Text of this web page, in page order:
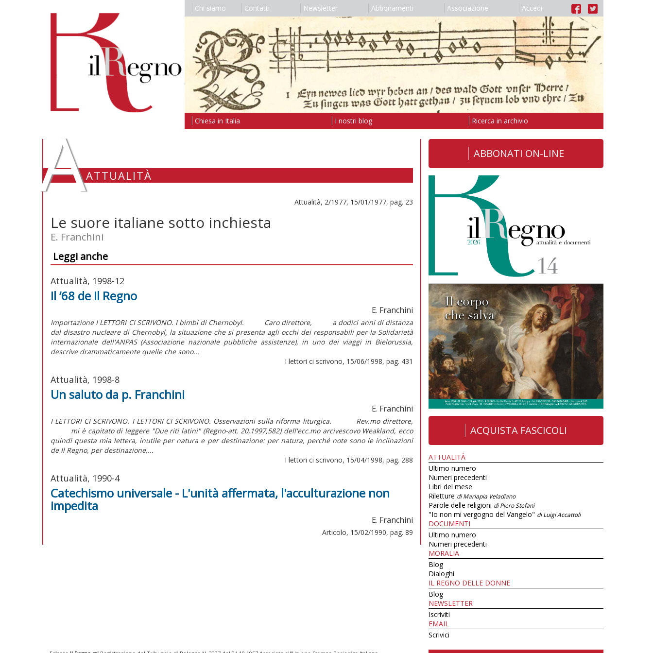
Chi siamo Contatti Newsletter Abbonamenti Associazione Accedi
Chiesa in Italia I nostri blog Ricerca in archivio
AATTUALITÀ
Attualità, 2/1977, 15/01/1977, pag. 23
Le suore italiane sotto inchiesta
E. Franchini
Leggi anche
Attualità, 1998-12
Il ’68 de Il Regno
E. Franchini
Importazione I LETTORI CI SCRIVONO. I bimbi di Chernobyl. Caro direttore, a dodici anni di distanza
dal disastro nucleare di Chernobyl, la situazione che si presenta agli occhi dei responsabili per la Solidarietà
internazionale dell'ANPAS (Associazione nazionale pubbliche assistenze), in uno dei viaggi in Bielorussia,
descrive drammaticamente quelle che sono...
I lettori ci scrivono, 15/06/1998, pag. 431
Attualità, 1998-8
Un saluto da p. Franchini
E. Franchini
I LETTORI CI SCRIVONO. I LETTORI CI SCRIVONO. Osservazioni sulla riforma liturgica. Rev.mo direttore,
mi è capitato di leggere "Due riti latini" (Regno-att. 20,1997,582) dell'ecc.mo arcivescovo Weakland, ecco
quindi questa mia lettera, inutile per natura e per destinazione: per natura, perché note sono le inclinazioni
de Il Regno, per destinazione,...
I lettori ci scrivono, 15/04/1998, pag. 288
Attualità, 1990-4
Catechismo universale - L'unità affermata, l'acculturazione non
impedita
E. Franchini
Articolo, 15/02/1990, pag. 89
ABBONATI ON-LINE
ACQUISTA FASCICOLI
ATTUALITÀ
Ultimo numero
Numeri precedenti
Libri del mese
Riletture di Mariapia Veladiano
Parole delle religioni di Piero Stefani
"Io non mi vergogno del Vangelo" di Luigi Accattoli
DOCUMENTI
Ultimo numero
Numeri precedenti
MORALIA
Blog
Dialoghi
IL REGNO DELLE DONNE
Blog
NEWSLETTER
Iscriviti
EMAIL
Scrivici